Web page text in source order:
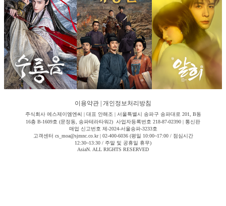
이용약관 개인정보처리방침
주식회사 에스제이엠엔씨 | 대표 안해조 | 서울특별시 송파구 송파대로 201, B동
16층 B-1609호 (문정동, 송파테라타워2) 사업자등록번호 218-87-02390 | 통신판
매업 신고번호 제-2024-서울송파-3233호
고객센터 cs_moa@sjmnc.co.kr | 02-400-6036 (평일 10:00~17:00 / 점심시간
12:30~13:30 / 주말 및 공휴일 휴무)
AsiaN. ALL RIGHTS RESERVED